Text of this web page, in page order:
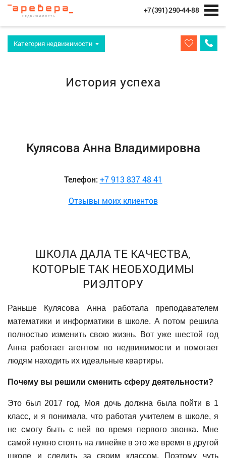
+7 (391) 290-44-88
Категория недвижимости
История успеха
Кулясова Анна Владимировна
Телефон: +7 913 837 48 41
Отзывы моих клиентов
ШКОЛА ДАЛА ТЕ КАЧЕСТВА,
КОТОРЫЕ ТАК НЕОБХОДИМЫ
РИЭЛТОРУ
Раньше Кулясова Анна работала преподавателем
математики и информатики в школе. А потом решила
полностью изменить свою жизнь. Вот уже шестой год
Анна работает агентом по недвижимости и помогает
людям находить их идеальные квартиры.
Почему вы решили сменить сферу деятельности?
Это был 2017 год. Моя дочь должна была пойти в 1
класс, и я понимала, что работая учителем в школе, я
не смогу быть с ней во время первого звонка. Мне
самой нужно стоять на линейке в это же время в другой
школе и следить за своим классом. Поэтому чуть